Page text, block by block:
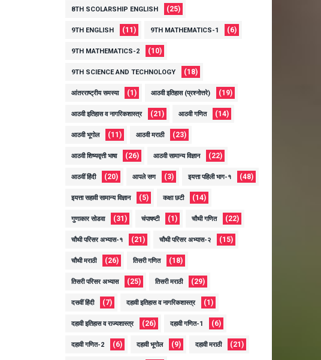
8TH SCOLARSHIP ENGLISH (25)
9TH ENGLISH (11) 9TH MATHEMATICS-1 (6)
9TH MATHEMATICS-2 (10)
9TH SCIENCE AND TECHNOLOGY (18)
आंतरराष्ट्रीय समस्या (1) आठवी इतिहास (प्रश्नोत्तरे) (19)
आठवी इतिहास व नागरिकशास्त्र (21) आठवी गणित (14)
आठवी भूगोल (11) आठवी मराठी (23)
आठवी शिष्यवृत्ती भाषा (26) आठवी सामान्य विज्ञान (22)
आठवीं हिंदी (20) आपले सण (3) इयत्ता पहिली भाग-१ (48)
इयत्ता सहावी सामान्य विज्ञान (5) कक्षा छटी (14)
गुणाकार सोडवा (31) चंपाषष्टी (1) चौथी गणित (22)
चौथी परिसर अभ्यास-१ (21) चौथी परिसर अभ्यास-२ (15)
चौथी मराठी (26) तिसरी गणित (18)
तिसरी परिसर अभ्यास (25) तिसरी मराठी (29)
दसवीं हिंदी (7) दहावी इतिहास व नागरिकशास्त्र (1)
दहावी इतिहास व राज्यशास्त्र (26) दहावी गणित-1 (6)
दहावी गणित-2 (6) दहावी भूगोल (9) दहावी मराठी (21)